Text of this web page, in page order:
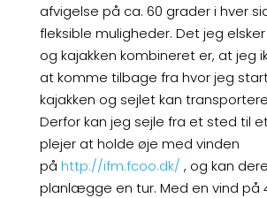
afvigelse på ca. 60 grader i hver
fleksible muligheder. Det jeg
og kajakken kombineret er, at jeg
at komme tilbage fra hvor jeg
kajakken og sejlet kan
Derfor kan jeg sejle fra et sted til
plejer at holde øje med vinden
på http://ifm.fcoo.dk/ , og kan
planlægge en tur. Med en vind på